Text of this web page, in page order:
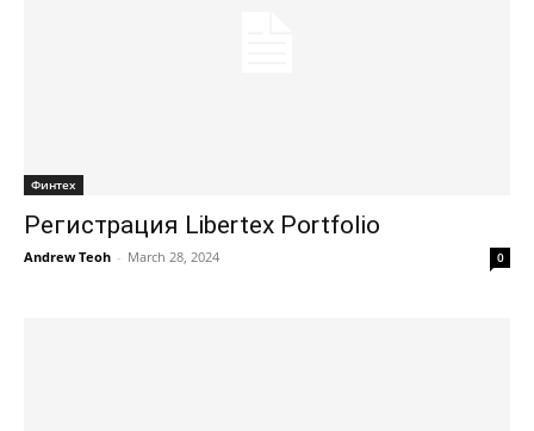
Финтех
Регистрация Libertex Portfolio
Andrew Teoh - March 28, 2024 0